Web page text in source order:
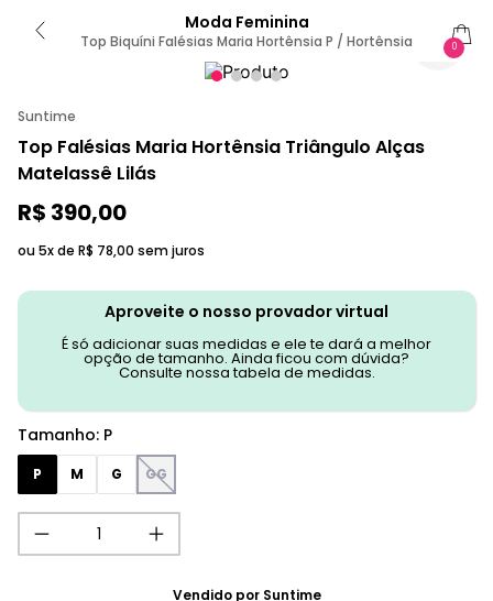
Moda Feminina
Top Biquíni Falésias Maria Hortênsia P / Hortênsia 0
Suntime
Top Falésias Maria Hortênsia Triângulo Alças
Matelassê Lilás
R$ 390,00
ou 5x de R$ 78,00 sem juros
Aproveite o nosso provador virtual
É só adicionar suas medidas e ele te dará a melhor
opção de tamanho. Ainda ficou com dúvida?
Consulte nossa tabela de medidas.
Tamanho: P
P M G GG
Vendido por Suntime